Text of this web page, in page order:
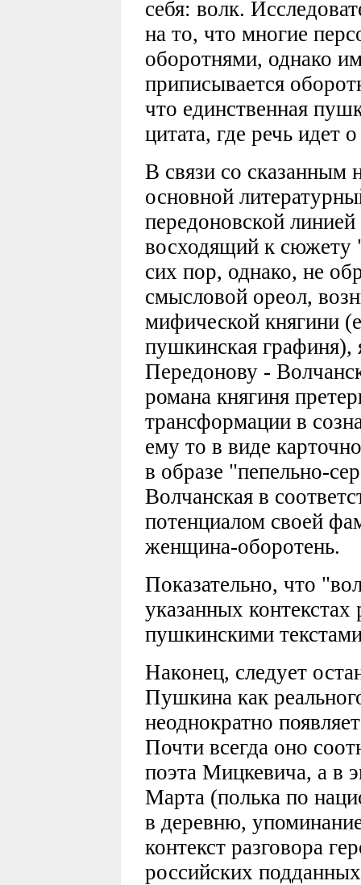
себя: волк.
на то, что многие
оборотнями, однако
приписывается
что единственная
цитата, где речь идет
В связи со сказанным
основной
передоновской
восходящий к
сих пор, однако, не
смысловой ореол,
мифической княгини
пушкинская
Передонову -
романа княгиня
трансформации в
ему то в виде
в образе "пепельно-
Волчанская в
потенциалом своей
женщина-оборотень.
Показательно, что
указанных контекстах
пушкинскими
Наконец, следует
Пушкина как
неоднократно
Почти всегда оно
поэта Мицкевича, а в
Марта (полька по
в деревню,
контекст разговора
российских